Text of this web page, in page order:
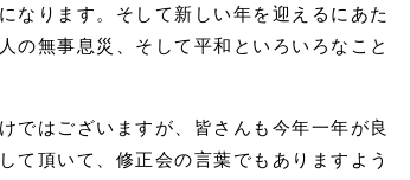
なります。そして新しい年を迎えるにあた
の無事息災、そして平和といろいろなこと
ではございますが、皆さんも今年一年が良
て頂いて、修正会の言葉でもありますよう